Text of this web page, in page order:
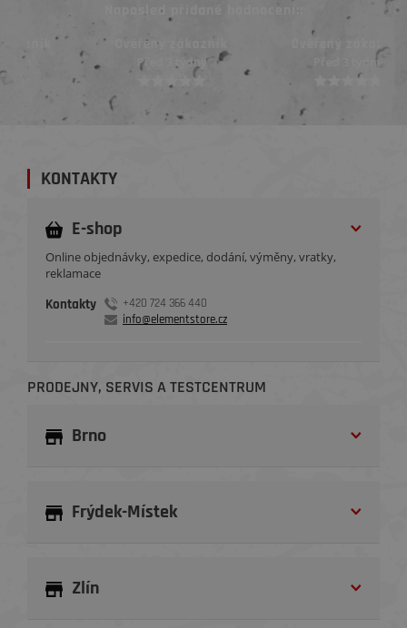
Naposled přidané hodnocení::
Ověřený zákazník
Před 3 týdny
KONTAKTY
E-shop
Online objednávky, expedice, dodání, výměny, vratky,
reklamace
Kontakty
+420 724 366 440
info@elementstore.cz
PRODEJNY, SERVIS A TESTCENTRUM
Brno
Frýdek-Místek
Zlín